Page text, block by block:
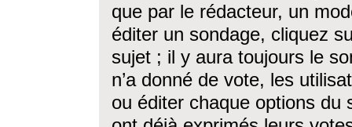
que par le rédacteur, un
éditer un sondage, cliquez
sujet ; il y aura toujours le
n’a donné de vote, les
ou éditer chaque options du